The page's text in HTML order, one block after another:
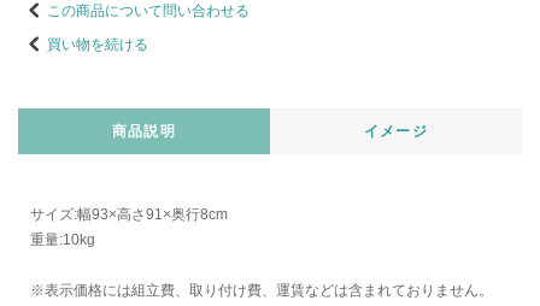
この商品について問い合わせる
買い物を続ける
商品説明 イメージ
サイズ:幅93×高さ91×奥行8cm
重量:10kg
※表示価格には組立費、取り付け費、運賃などは含まれておりません。